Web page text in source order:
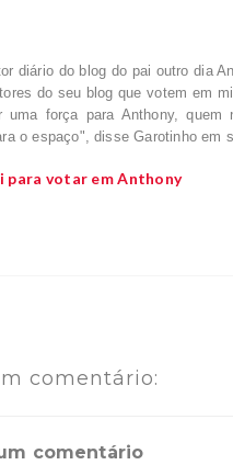
diário do blog do pai outro dia
do seu blog que votem em
uma força para Anthony,
o espaço", disse Garotinho em
para votar em Anthony
comentário:
comentário